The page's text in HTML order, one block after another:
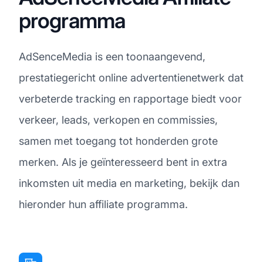
programma
AdSenceMedia is een toonaangevend,
prestatiegericht online advertentienetwerk dat
verbeterde tracking en rapportage biedt voor
verkeer, leads, verkopen en commissies,
samen met toegang tot honderden grote
merken. Als je geïnteresseerd bent in extra
inkomsten uit media en marketing, bekijk dan
hieronder hun affiliate programma.